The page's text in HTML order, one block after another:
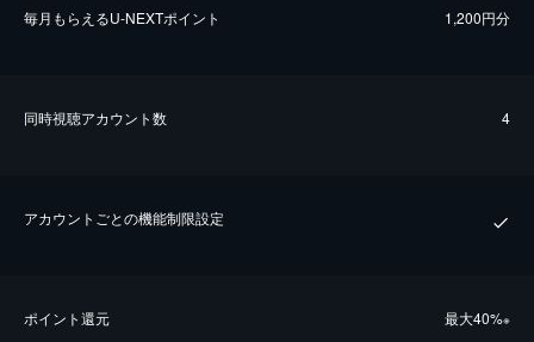
毎⽉もらえるU-NEXTポイント 1,200円分
同時視聴アカウント数 4
アカウントごとの機能制限設定
ポイント還元 最⼤40%※